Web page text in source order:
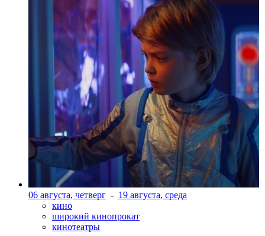
06 августа, четверг - 19 августа, среда
кино
широкий кинопрокат
кинотеатры